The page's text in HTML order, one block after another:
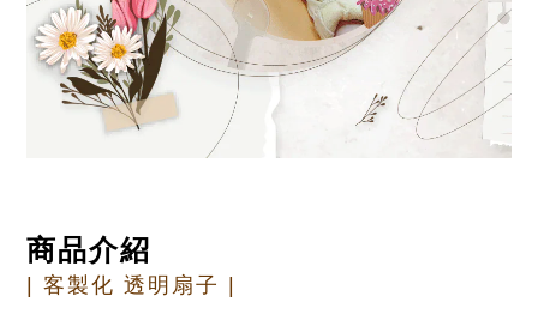
商品介紹
| 客製化 透明扇子 |